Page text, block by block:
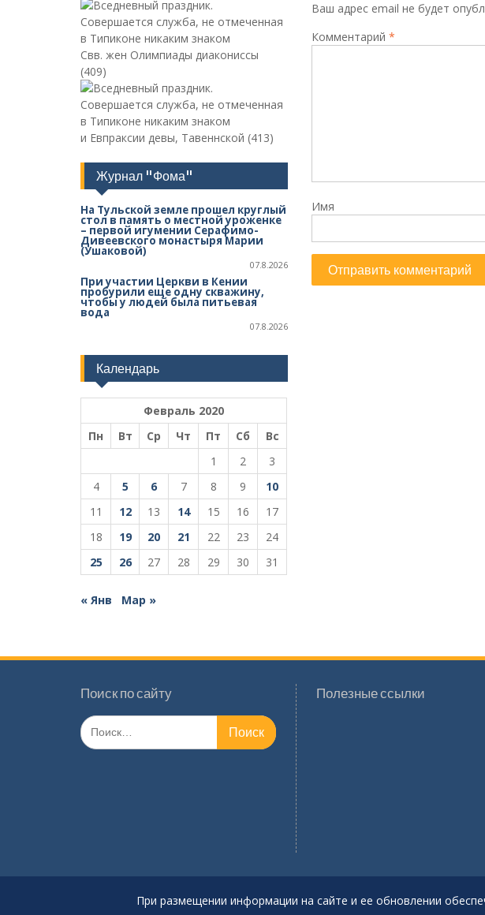
Ваш адрес email не будет
Комментарий *
Имя
Свв. жен Олимпиады диакониссы
(409)
и Евпраксии девы, Тавеннской (413)
Журнал "Фома"
На Тульской земле прошел круглый
стол в память о местной уроженке
– первой игумении Серафимо-
Дивеевского монастыря Марии
(Ушаковой)
07.8.2026
При участии Церкви в Кении
пробурили еще одну скважину,
чтобы у людей была питьевая
вода
07.8.2026
Календарь
Февраль 2020
Пн
Вт Ср Чт Пт Сб
Вс
1
2
3
4
5 6 7 8 9
10
11
12 13 14 15 16
17
18
19 20 21 22 23
24
25
26 27 28 29 30 31
« Янв Мар »
Поиск по сайту
Поиск
по:
Полезные ссылки
При размещении информации на сайте и ее обновлении